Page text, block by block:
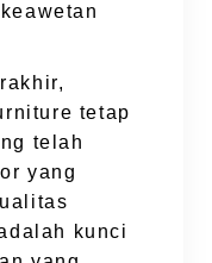
tetap
telah
yang
kunci